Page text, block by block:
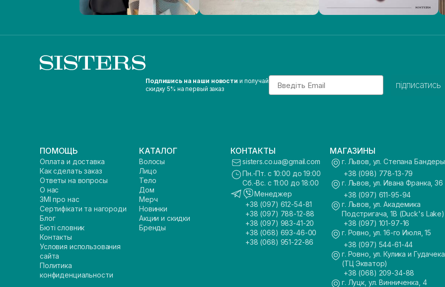
Подпишись на наши новости и получай
скидку 5% на первый заказ
Email
підписатись
ПОМОЩЬ
Оплата и доставка
Как сделать заказ
Ответы на вопросы
О нас
ЗМІ про нас
Сертифікати та нагороди
Блог
Бюті словник
Контакты
Условия использования
сайта
Политика
конфиденциальности
КАТАЛОГ
Волосы
Лицо
Тело
Дом
Мерч
Новинки
Акции и скидки
Бренды
КОНТАКТЫ
sisters.co.ua@gmail.com
Пн.-Пт. с 10:00 до 19:00
Сб.-Вс. с 11:00 до 18:00
Менеджер
+38 (097) 612-54-81
+38 (097) 788-12-88
+38 (097) 983-41-20
+38 (068) 693-46-00
+38 (068) 951-22-86
МАГАЗИНЫ
г. Львов, ул. Степана
+38 (098) 778-13-79
г. Львов, ул. Ивана Франка, 36
+38 (097) 611-95-94
г. Львов, ул. Академика
Подстригача, 1В (Duck's Lake)
+38 (097) 101-97-16
г. Ровно, ул. 16-го Июля, 15
+38 (097) 544-61-44
г. Ровно, ул. Кулика и
(ТЦ Экватор)
+38 (068) 209-34-88
г. Луцк, ул. Винниченка, 4